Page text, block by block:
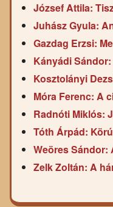
József Attila:
Juhász Gyula:
Gazdag Erzsi:
Kányádi
Kosztolányi
Móra Ferenc: A
Radnóti Miklós:
Tóth Árpád:
Weöres Sándor:
Zelk Zoltán: A